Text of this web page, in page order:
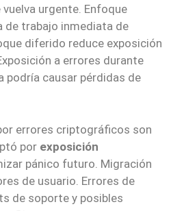
urgente. Enfoque
de trabajo inmediata de
diferido reduce exposición
a errores durante
podría causar pérdidas de
errores criptográficos son
por exposición
pánico futuro. Migración
de usuario. Errores de
de soporte y posibles